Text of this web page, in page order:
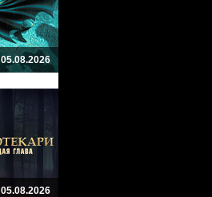
05.08.2026
05.08.2026